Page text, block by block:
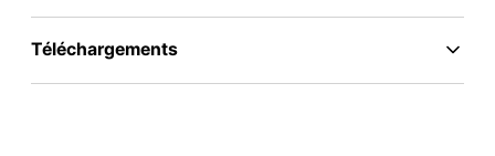
Téléchargements